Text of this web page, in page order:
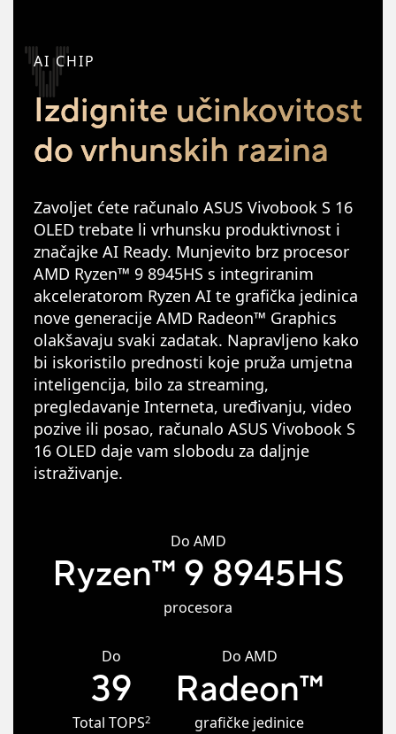
AI CHIP
Izdignite učinkovitost
do vrhunskih razina
Zavoljet ćete računalo ASUS Vivobook S 16
OLED trebate li vrhunsku produktivnost i
značajke AI Ready. Munjevito brz procesor
AMD Ryzen™ 9 8945HS s integriranim
akceleratorom Ryzen AI te grafička jedinica
nove generacije AMD Radeon™ Graphics
olakšavaju svaki zadatak. Napravljeno kako
bi iskoristilo prednosti koje pruža umjetna
inteligencija, bilo za streaming,
pregledavanje Interneta, uređivanju, video
pozive ili posao, računalo ASUS Vivobook S
16 OLED daje vam slobodu za daljnje
istraživanje.
Do AMD
Ryzen™ 9 8945HS
procesora
Do
39
Total TOPS2
Do AMD
Radeon™
grafičke jedinice